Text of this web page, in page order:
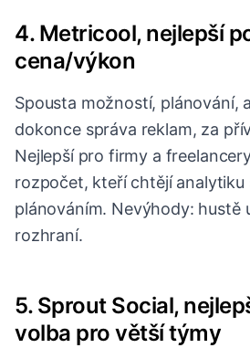
4. Metricool, nejlepší
cena/výkon
Spousta možností, plánování,
dokonce správa reklam, za
Nejlepší pro firmy a
rozpočet, kteří chtějí analytiku
plánováním. Nevýhody: hustě
rozhraní.
5. Sprout Social,
volba pro větší týmy